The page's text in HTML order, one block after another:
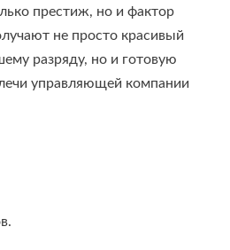
престиж, но и фактор
не просто красивый
разряду, но и готовую
управляющей компании